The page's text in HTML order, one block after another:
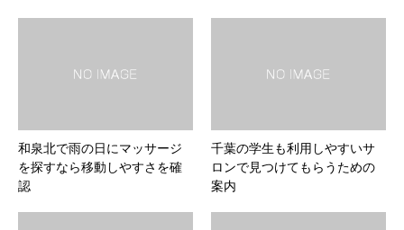
和泉北で雨の日にマッサージ
を探すなら移動しやすさを確
認
千葉の学生も利用しやすいサ
ロンで見つけてもらうための
案内